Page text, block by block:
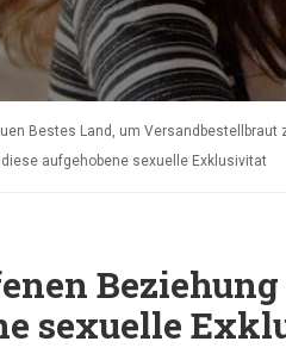
Bestes Land, um Versandbestellbraut
aufgehobene sexuelle Exklusivitat
sexuelle